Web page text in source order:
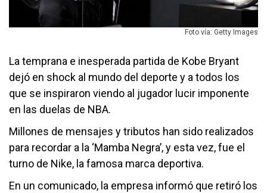
Foto vía: Getty Images
La temprana e inesperada partida de Kobe Bryant
dejó en shock al mundo del deporte y a todos los
que se inspiraron viendo al jugador lucir imponente
en las duelas de NBA.
Millones de mensajes y tributos han sido realizados
para recordar a la ‘Mamba Negra’, y esta vez, fue el
turno de Nike, la famosa marca deportiva.
En un comunicado, la empresa informó que retiró los